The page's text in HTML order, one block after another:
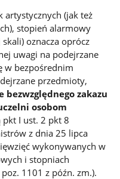
artystycznych (jak też
stopień alarmowy
oznacza oprócz
uwagi na podejrzane
w bezpośrednim
przedmioty,
bezwzględnego zakazu
osobom
pkt I ust. 2 pkt 8
z dnia 25 lipca
wykonywanych w
i stopniach
1101 z późn. zm.).